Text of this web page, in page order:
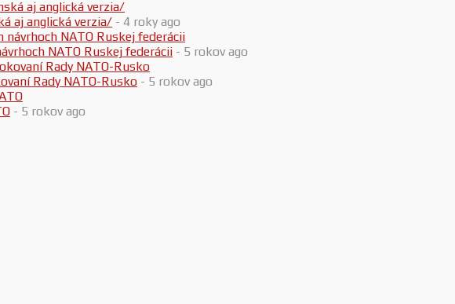
aj anglická verzia/ - 4 roky ago
NATO Ruskej federácii - 5 rokov ago
Rady NATO-Rusko - 5 rokov ago
- 5 rokov ago